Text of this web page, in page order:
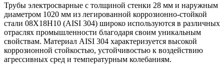
Трубы электросварные с толщиной стенки 28 мм и наружным
диаметром 1020 мм из легированной коррозионно-стойкой
стали 08Х18Н10 (AISI 304) широко используются в различных
отраслях промышленности благодаря своим уникальным
свойствам. Материал AISI 304 характеризуется высокой
коррозионной стойкостью, устойчивостью к воздействию
агрессивных сред и температурным колебаниям.